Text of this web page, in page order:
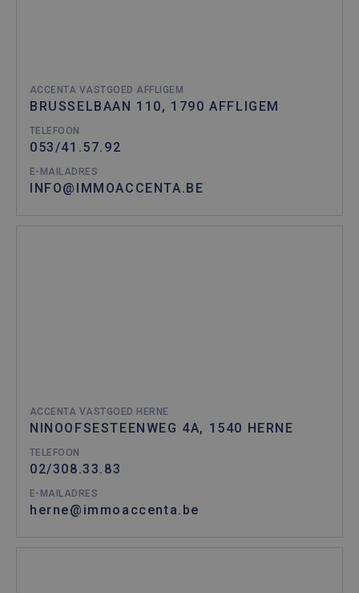
ACCENTA VASTGOED AFFLIGEM
BRUSSELBAAN 110, 1790 AFFLIGEM
TELEFOON
053/41.57.92
E-MAILADRES
INFO@IMMOACCENTA.BE
ACCENTA VASTGOED HERNE
NINOOFSESTEENWEG 4A, 1540 HERNE
TELEFOON
02/308.33.83
E-MAILADRES
herne@immoaccenta.be